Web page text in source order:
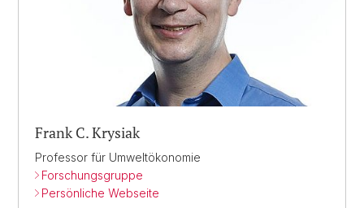
Frank C. Krysiak
Professor für Umweltökonomie
Forschungsgruppe
Persönliche Webseite